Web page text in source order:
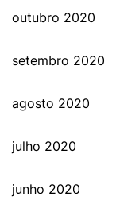
outubro 2020
setembro 2020
agosto 2020
julho 2020
junho 2020